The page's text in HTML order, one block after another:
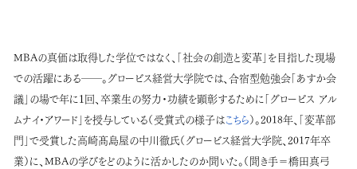
MBAの真価は取得した学位ではなく、「社会の創造と変革」を目指した現場
での活躍にある――。グロービス経営大学院では、合宿型勉強会「あすか会
議」の場で年に１回、卒業生の努力・功績を顕彰するために「グロービス アル
ムナイ・アワード」を授与している（受賞式の様子はこちら）。2018年、「変革部
門」で受賞した高崎髙島屋の中川徹氏（グロービス経営大学院、 2017年卒
業）に、 MBAの学びをどのように活かしたのか聞いた。（聞き手＝橋田真弓